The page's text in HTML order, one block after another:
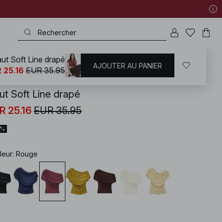
/ T-shirts | Tops
Soft Line drapé
25.16 EUR 35.95
: Rouge
Soft Line drapé
25.16 EUR 35.95 AJOUTER AU PANIER